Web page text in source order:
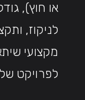
או חוץ),
לניקוז,
מקצועי
לפרויקט